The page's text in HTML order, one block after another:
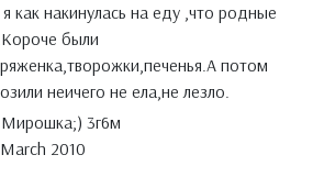
я как накинулась на еду ,что родные
были
потом
неичего не ела,не лезло.
3г6м
2010